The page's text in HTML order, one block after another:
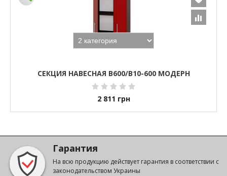
СЕКЦИЯ НАВЕСНАЯ В600/В10-600 МОДЕРН
2 811 грн
Гарантия
На всю продукцию действует гарантия в соответствии с
законодательством Украины